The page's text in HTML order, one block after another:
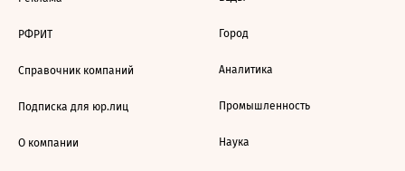
РФРИТ
Справочник компаний
Подписка для юр.лиц
О компании
Город
Аналитика
Промышленность
Наука